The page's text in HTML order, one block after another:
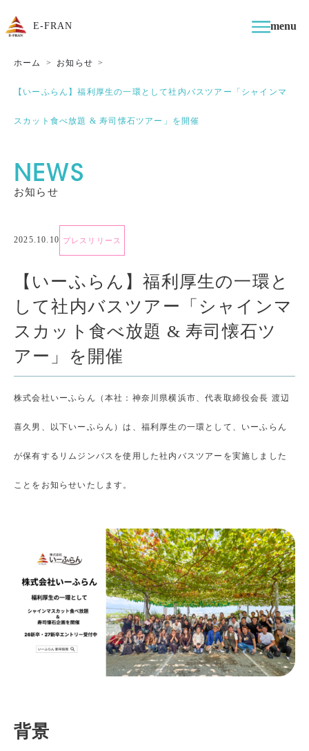
E-FRAN menu
ホーム お知らせ
【いーふらん】福利厚生の一環として社内バスツアー「シャインマ
スカット食べ放題 & 寿司懐石ツアー」を開催
NEWS
お知らせ
2025.10.10 プレスリリース
【いーふらん】福利厚生の一環と
して社内バスツアー「シャインマ
スカット食べ放題 & 寿司懐石ツ
アー」を開催
株式会社いーふらん（本社：神奈川県横浜市、代表取締役会長 渡辺
喜久男、以下いーふらん）は、福利厚生の一環として、いーふらん
が保有するリムジンバスを使用した社内バスツアーを実施しました
ことをお知らせいたします。
背景